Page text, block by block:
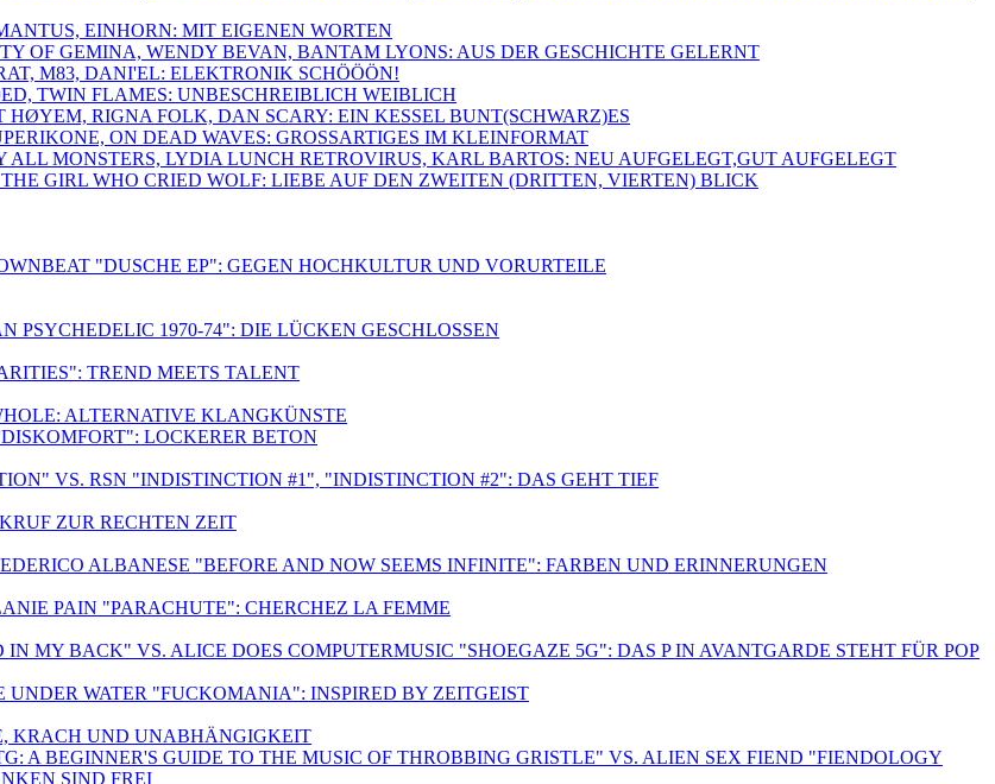
EINHORN: MIT EIGENEN WORTEN
OF GEMINA, WENDY BEVAN, BANTAM LYONS: AUS DER GESCHICHTE GELERNT
M83, DANI'EL: ELEKTRONIK SCHÖÖÖN!
TWIN FLAMES: UNBESCHREIBLICH WEIBLICH
RIGNA FOLK, DAN SCARY: EIN KESSEL BUNT(SCHWARZ)ES
ON DEAD WAVES: GROSSARTIGES IM KLEINFORMAT
ALL MONSTERS, LYDIA LUNCH RETROVIRUS, KARL BARTOS: NEU AUFGELEGT,GUT AUFGELEGT
GIRL WHO CRIED WOLF: LIEBE AUF DEN ZWEITEN (DRITTEN, VIERTEN) BLICK
"DUSCHE EP": GEGEN HOCHKULTUR UND VORURTEILE
PSYCHEDELIC 1970-74": DIE LÜCKEN GESCHLOSSEN
TREND MEETS TALENT
ALTERNATIVE KLANGKÜNSTE
LOCKERER BETON
VS. RSN "INDISTINCTION #1", "INDISTINCTION #2": DAS GEHT TIEF
ZUR RECHTEN ZEIT
ALBANESE "BEFORE AND NOW SEEMS INFINITE": FARBEN UND ERINNERUNGEN
PAIN "PARACHUTE": CHERCHEZ LA FEMME
MY BACK" VS. ALICE DOES COMPUTERMUSIC "SHOEGAZE 5G": DAS P IN AVANTGARDE STEHT FÜR POP
UNDER WATER "FUCKOMANIA": INSPIRED BY ZEITGEIST
KRACH UND UNABHÄNGIGKEIT
A BEGINNER'S GUIDE TO THE MUSIC OF THROBBING GRISTLE" VS. ALIEN SEX FIEND "FIENDOLOGY
SIND FREI